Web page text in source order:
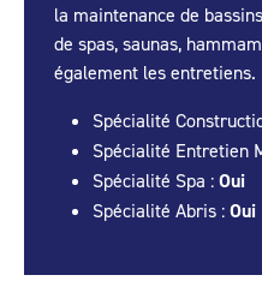
la maintenance de
de spas, saunas,
également les entretiens.
Spécialité
Spécialité Entretien
Spécialité Spa : Oui
Spécialité Abris : Oui